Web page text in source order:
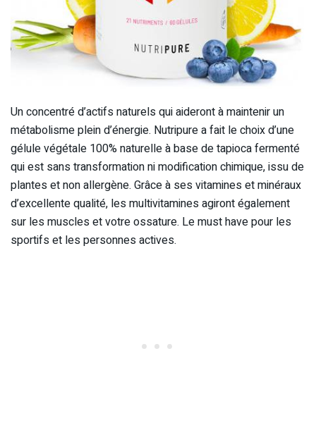
Un concentré d’actifs naturels qui aideront à maintenir un
métabolisme plein d’énergie. Nutripure a fait le choix d’une
gélule végétale 100% naturelle à base de tapioca fermenté
qui est sans transformation ni modification chimique, issu de
plantes et non allergène. Grâce à ses vitamines et minéraux
d’excellente qualité, les multivitamines agiront également
sur les muscles et votre ossature. Le must have pour les
sportifs et les personnes actives.